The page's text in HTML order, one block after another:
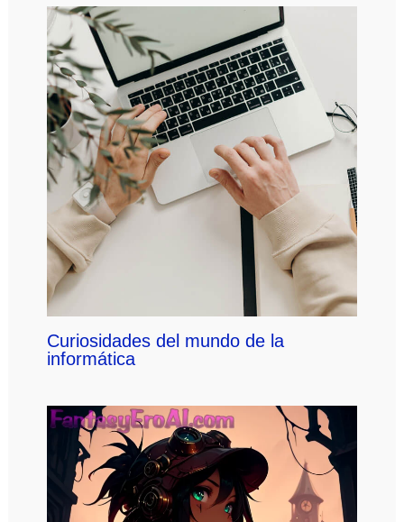
Curiosidades del mundo de la
informática